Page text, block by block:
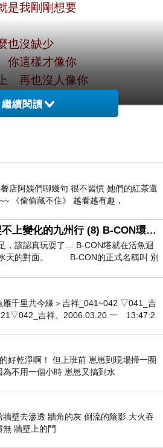
是我剛剛想要
也沒缺少
你這樣才像你
再也沒人像你
，我喜歡就好 ~」
臉龐莫名有些嫣紅
大手握住她的纖柔
，才正準備要開始
繼續閱讀
店阿姨們聊幾句 很不習慣 她們的紅茶還
《偷偷藏不住》 越看越有趣，
計畫趕不上變化的九州行 (8) B-CON環球塔
，該認真玩耍了… B-CON塔就在活魚迴
天的對面。 B-CON的正式名稱叫 別
雁千里共今緣＞吉祥_041~042 ▽041_吉
吉祥。2006.03.20.一 13:47:2
好乾淨啊！ 但上班前 崽崽到現場掃一圈
不用一個小時 崽崽又搞到水
牆壁去滲透 牆角的灰 倒流的陰影 大火吞
牆壁上的門